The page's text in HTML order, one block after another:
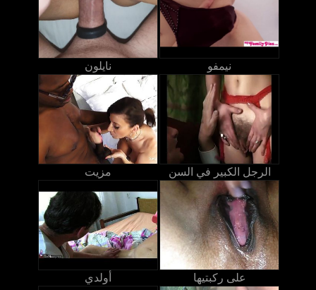
نايلون نيمفو
مزيت الرجل الكبير في السن
أولدي على ركبتيها